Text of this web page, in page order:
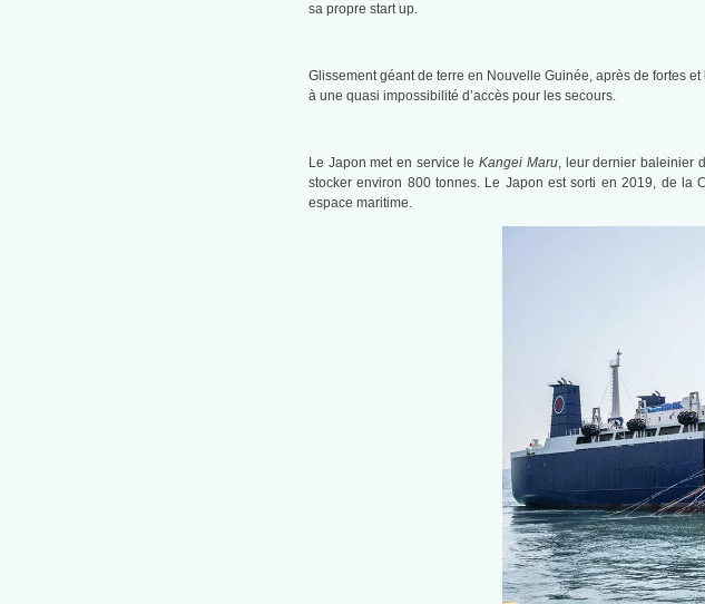
sa propre start up.
Glissement géant de terre en Nouvelle Guinée, après de fortes
à une quasi impossibilité d’accès pour les secours.
Le Japon met en service leKangei Maru, leur dernier baleinier
stocker environ 800 tonnes. Le Japon est sorti en 2019, de la
espace maritime.